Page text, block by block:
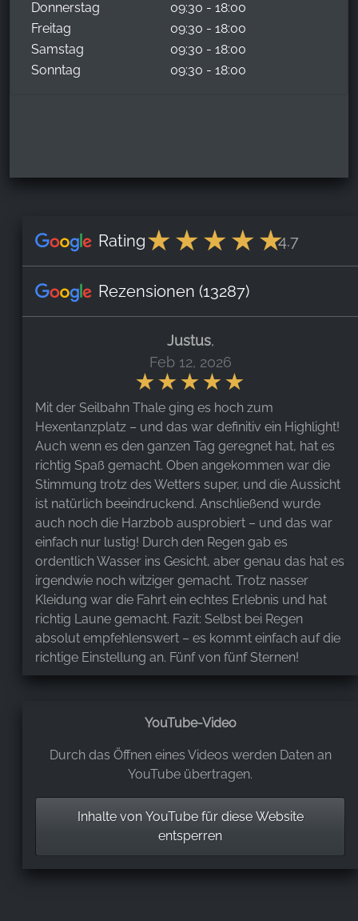
Donnerstag
09:30 - 18:00
Freitag
09:30 - 18:00
Samstag
09:30 - 18:00
Sonntag
09:30 - 18:00
Rating 4.7
Rezensionen (13287)
Justus,
Feb 12, 2026
Mit der Seilbahn Thale ging es hoch zum
Hexentanzplatz – und das war definitiv ein Highlight!
Auch wenn es den ganzen Tag geregnet hat, hat es
richtig Spaß gemacht. Oben angekommen war die
Stimmung trotz des Wetters super, und die Aussicht
ist natürlich beeindruckend. Anschließend wurde
auch noch die Harzbob ausprobiert – und das war
einfach nur lustig! Durch den Regen gab es
ordentlich Wasser ins Gesicht, aber genau das hat es
irgendwie noch witziger gemacht. Trotz nasser
Kleidung war die Fahrt ein echtes Erlebnis und hat
richtig Laune gemacht. Fazit: Selbst bei Regen
absolut empfehlenswert – es kommt einfach auf die
richtige Einstellung an. Fünf von fünf Sternen!
Jan 27, 2026
Der Sessellift auf die Rosstrappe ist extrem langsam.
Die Kabinenbahn zum Hexentanzplatz ist schneller
und luxuriöser🙂. Preislich absolut fair.
YouTube-Video
Durch das Öffnen eines Videos werden Daten an
YouTube übertragen.
Inhalte von YouTube für diese Website
entsperren